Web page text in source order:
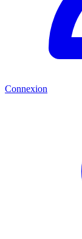
Connexion